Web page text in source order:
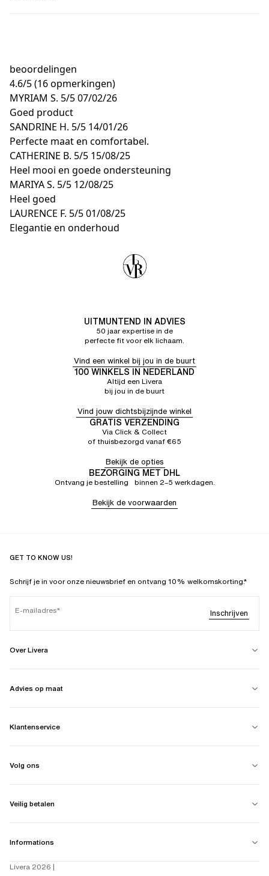
beoordelingen
4.6/5(16 opmerkingen)
MYRIAM S. 5/507/02/26
Goed product
SANDRINE H. 5/5 14/01/26
Perfecte maat en comfortabel.
CATHERINE B. 5/5 15/08/25
Heel mooi en goede ondersteuning
MARIYA S. 5/5 12/08/25
Heel goed
LAURENCE F. 5/501/08/25
Elegantie en onderhoud
UITMUNTEND IN ADVIES
50 jaar expertise in de
perfecte fit voor elk lichaam.
Vind een winkel bij jou in de buurt
100 WINKELS IN NEDERLAND
Altijd een Livera
bij jou in de buurt
Vind jouw dichtsbijzijnde winkel
GRATIS VERZENDING
Via Click & Collect
of thuisbezorgd vanaf €65
Bekijk de opties
BEZORGING MET DHL
Ontvang je bestelling binnen 2–5 werkdagen.
Bekijk de voorwaarden
GET TO KNOW US!
Schrijf je in voor onze nieuwsbrief en ontvang 10% welkomskorting.*
E-mailadres Inschrijven
Over Livera
Advies op maat
Klantenservice
Volg ons
Veilig betalen
Informations
Livera 2026 |